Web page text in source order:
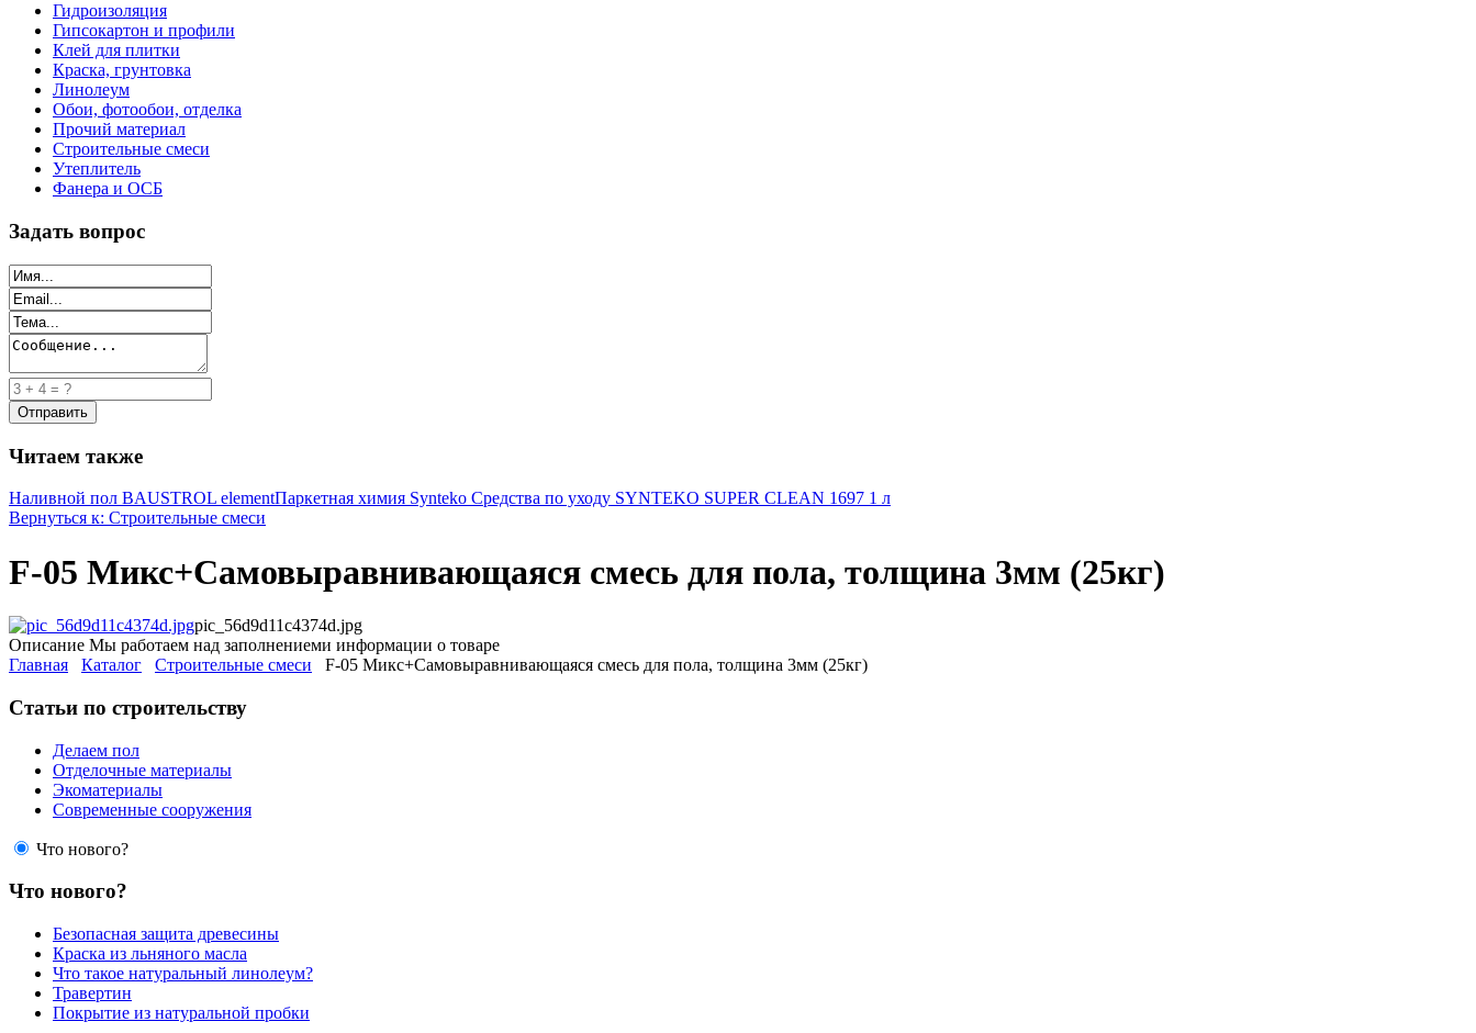
Гидроизоляция
Гипсокартон и профили
Клей для плитки
Краска, грунтовка
Линолеум
Обои, фотообои, отделка
Прочий материал
Строительные смеси
Утеплитель
Фанера и ОСБ
Задать вопрос
Читаем также
Наливной пол BAUSTROL elementПаркетная химия Synteko Средства по уходу SYNTEKO SUPER CLEAN 1697 1 л
Вернуться к: Строительные смеси
F-05 Микс+Самовыравнивающаяся смесь для пола, толщина 3мм (25кг)
pic_56d9d11c4374d.jpg
Описание Мы работаем над заполнениеми информации о товаре
Главная
Каталог Строительные смеси F-05 Микс+Самовыравнивающаяся смесь для пола, толщина 3мм (25кг)
Статьи по строительству
Делаем пол
Отделочные материалы
Экоматериалы
Современные сооружения
Что нового?
Что нового?
Безопасная защита древесины
Краска из льняного масла
Что такое натуральный линолеум?
Травертин
Покрытие из натуральной пробки